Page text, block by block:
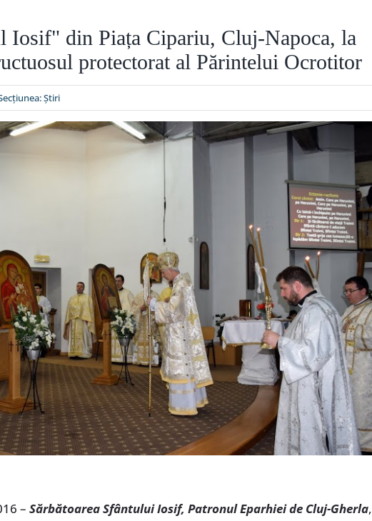
Iosif" din Piața Cipariu, Cluj-Napoca, la
protectorat al Părintelui Ocrotitor
Ştiri
– Sărbătoarea Sfântului Iosif, Patronul Eparhiei de Cluj-Gherla,